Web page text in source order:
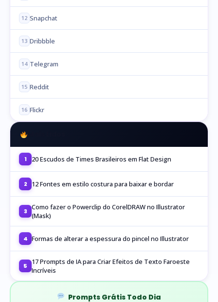
12 Snapchat
13 Dribbble
14 Telegram
15 Reddit
16 Flickr
1 20 Escudos de Times Brasileiros em Flat Design
2 12 Fontes em estilo costura para baixar e bordar
3 Como fazer o Powerclip do CorelDRAW no Illustrator
(Mask)
4 Formas de alterar a espessura do pincel no Illustrator
5
17 Prompts de IA para Criar Efeitos de Texto Faroeste
Incríveis
Prompts Grátis Todo Dia